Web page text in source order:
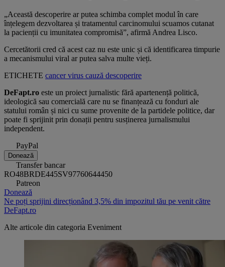
„Această descoperire ar putea schimba complet modul în care
înțelegem dezvoltarea și tratamentul carcinomului scuamos cutanat
la pacienții cu imunitatea compromisă”, afirmă Andrea Lisco.
Cercetătorii cred că acest caz nu este unic și că identificarea timpurie
a mecanismului viral ar putea salva multe vieți.
ETICHETE cancervirus cauză descoperire
DeFapt.ro este un proiect jurnalistic fără apartenență politică,
ideologică sau comercială care nu se finanțează cu fonduri ale
statului român și nici cu sume provenite de la partidele politice, dar
poate fi sprijinit prin donații pentru susținerea jurnalismului
independent.
PayPal
Donează
Transfer bancar
RO48BRDE445SV97760644450
Patreon
Donează
Ne poți sprijini direcționând 3,5% din impozitul tău pe venit către
DeFapt.ro
Alte articole din categoria Eveniment